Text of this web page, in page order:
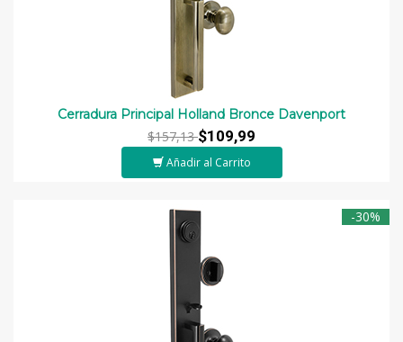
Cerradura Principal Holland Bronce Davenport
$157,13$109,99
Añadir al Carrito
-30%